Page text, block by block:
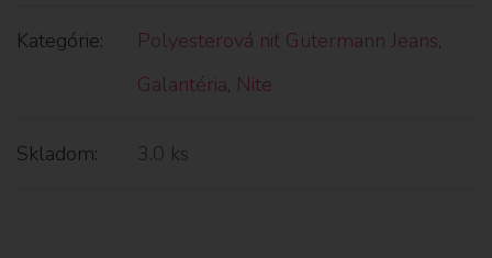
Kategórie: Polyesterová niť Gütermann Jeans,
Galantéria, Nite
Skladom: 3.0 ks